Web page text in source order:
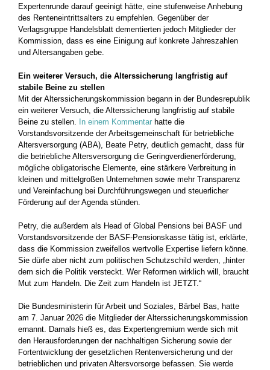
Expertenrunde darauf geeinigt hätte, eine stufenweise Anhebung
des Renteneintrittsalters zu empfehlen. Gegenüber der
Verlagsgruppe Handelsblatt dementierten jedoch Mitglieder der
Kommission, dass es eine Einigung auf konkrete Jahreszahlen
und Altersangaben gebe.
Ein weiterer Versuch, die Alterssicherung langfristig auf
stabile Beine zu stellen
Mit der Alterssicherungskommission begann in der Bundesrepublik
ein weiterer Versuch, die Alterssicherung langfristig auf stabile
Beine zu stellen.
In einem Kommentar hatte die
Vorstandsvorsitzende der Arbeitsgemeinschaft für betriebliche
Altersversorgung (ABA), Beate Petry, deutlich gemacht, dass für
die betriebliche Altersversorgung die Geringverdienerförderung,
mögliche obligatorische Elemente, eine stärkere Verbreitung in
kleinen und mittelgroßen Unternehmen sowie mehr Transparenz
und Vereinfachung bei Durchführungswegen und steuerlicher
Förderung auf der Agenda stünden.
Petry, die außerdem als Head of Global Pensions bei BASF und
Vorstandsvorsitzende der BASF-Pensionskasse tätig ist, erklärte,
dass die Kommission zweifellos wertvolle Expertise liefern könne.
Sie dürfe aber nicht zum politischen Schutzschild werden, „hinter
dem sich die Politik versteckt. Wer Reformen wirklich will, braucht
Mut zum Handeln. Die Zeit zum Handeln ist JETZT.“
Die Bundesministerin für Arbeit und Soziales, Bärbel Bas, hatte
am 7. Januar 2026 die Mitglieder der Alterssicherungskommission
ernannt. Damals hieß es, das Expertengremium werde sich mit
den Herausforderungen der nachhaltigen Sicherung sowie der
Fortentwicklung der gesetzlichen Rentenversicherung und der
betrieblichen und privaten Altersvorsorge befassen. Sie werde